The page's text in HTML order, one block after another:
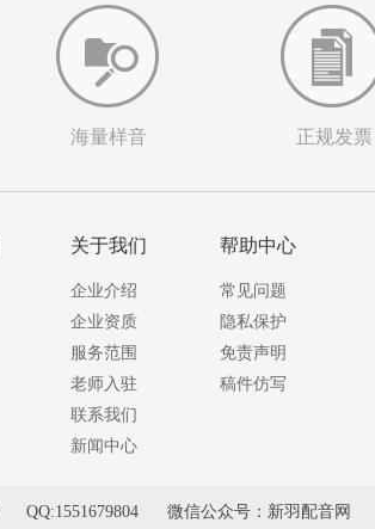
海量样音 正规发票
关于我们
企业介绍
企业资质
服务范围
老师入驻
联系我们
新闻中心
帮助中心
常见问题
隐私保护
免责声明
稿件仿写
QQ:1551679804 微信公众号：新羽配音网